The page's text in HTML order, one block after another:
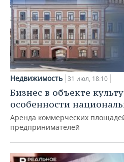
Недвижимость 31 июл, 18:10
Бизнес в объекте
особенности
Аренда коммерческих
предпринимателей